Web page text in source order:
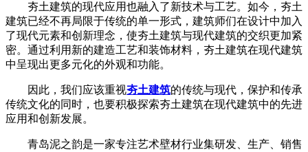
夯土建筑的现代应用也融入了新技术与工艺。如今，夯土
建筑已经不再局限于传统的单一形式，建筑师们在设计中加入
了现代元素和创新理念，使夯土建筑与现代建筑的交织更加紧
密。通过利用新的建造工艺和装饰材料，夯土建筑在现代建筑
中呈现出更多元化的外观和功能。
因此，我们应该重视夯土建筑的传统与现代，保护和传承
传统文化的同时，也要积极探索夯土建筑在现代建筑中的先进
应用和创新发展。
青岛泥之韵是一家专注艺术壁材行业集研发、生产、销售